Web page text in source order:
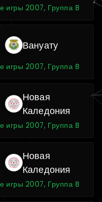
игры 2007, Группа B
Вануату
игры 2007, Группа B
Новая
Каледония
игры 2007, Группа B
Новая
Каледония
игры 2007, Группа B